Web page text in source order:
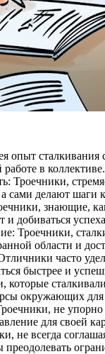
опыт
в коллективе.
Троечники,
сами делают шаги
знающие,
добиваться
Троечники,
области и
часто
быстрее и
которые
окружающих для
не
для своей
не всегда